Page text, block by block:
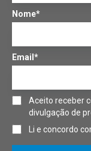
Nome*
Email*
Aceito receber
divulgação de
Li e concordo